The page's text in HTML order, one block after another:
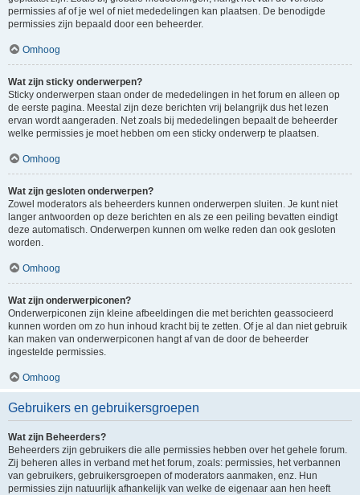
permissies af of je wel of niet mededelingen kan plaatsen. De benodigde
permissies zijn bepaald door een beheerder.
Omhoog
Wat zijn sticky onderwerpen?
Sticky onderwerpen staan onder de mededelingen in het forum en alleen op
de eerste pagina. Meestal zijn deze berichten vrij belangrijk dus het lezen
ervan wordt aangeraden. Net zoals bij mededelingen bepaalt de beheerder
welke permissies je moet hebben om een sticky onderwerp te plaatsen.
Omhoog
Wat zijn gesloten onderwerpen?
Zowel moderators als beheerders kunnen onderwerpen sluiten. Je kunt niet
langer antwoorden op deze berichten en als ze een peiling bevatten eindigt
deze automatisch. Onderwerpen kunnen om welke reden dan ook gesloten
worden.
Omhoog
Wat zijn onderwerpiconen?
Onderwerpiconen zijn kleine afbeeldingen die met berichten geassocieerd
kunnen worden om zo hun inhoud kracht bij te zetten. Of je al dan niet gebruik
kan maken van onderwerpiconen hangt af van de door de beheerder
ingestelde permissies.
Omhoog
Gebruikers en gebruikersgroepen
Wat zijn Beheerders?
Beheerders zijn gebruikers die alle permissies hebben over het gehele forum.
Zij beheren alles in verband met het forum, zoals: permissies, het verbannen
van gebruikers, gebruikersgroepen of moderators aanmaken, enz. Hun
permissies zijn natuurlijk afhankelijk van welke de eigenaar aan hen heeft